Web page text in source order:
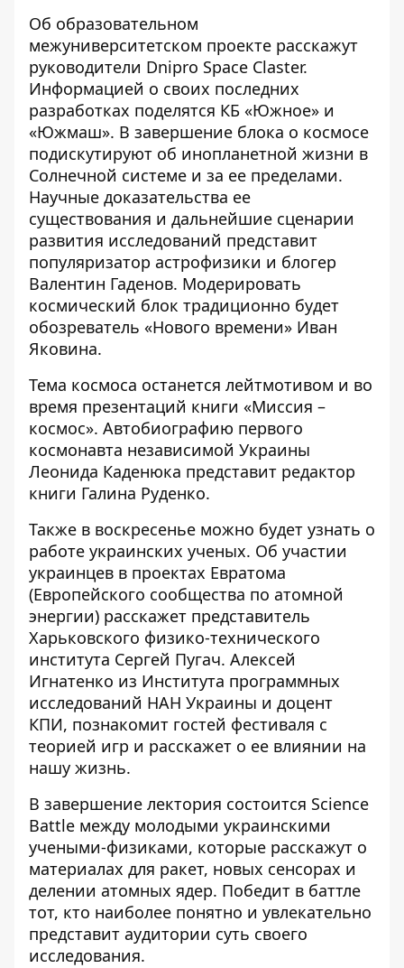
Об образовательном
межуниверситетском проекте расскажут
руководители Dnipro Space Claster.
Информацией о своих последних
разработках поделятся КБ «Южное» и
«Южмаш». В завершение блока о космосе
подискутируют об инопланетной жизни в
Солнечной системе и за ее пределами.
Научные доказательства ее
существования и дальнейшие сценарии
развития исследований представит
популяризатор астрофизики и блогер
Валентин Гаденов. Модерировать
космический блок традиционно будет
обозреватель «Нового времени» Иван
Яковина.
Тема космоса останется лейтмотивом и во
время презентаций книги «Миссия –
космос». Автобиографию первого
космонавта независимой Украины
Леонида Каденюка представит редактор
книги Галина Руденко.
Также в воскресенье можно будет узнать о
работе украинских ученых. Об участии
украинцев в проектах Евратома
(Европейского сообщества по атомной
энергии) расскажет представитель
Харьковского физико-технического
института Сергей Пугач. Алексей
Игнатенко из Института программных
исследований НАН Украины и доцент
КПИ, познакомит гостей фестиваля с
теорией игр и расскажет о ее влиянии на
нашу жизнь.
В завершение лектория состоится Science
Battle между молодыми украинскими
учеными-физиками, которые расскажут о
материалах для ракет, новых сенсорах и
делении атомных ядер. Победит в баттле
тот, кто наиболее понятно и увлекательно
представит аудитории суть своего
исследования.